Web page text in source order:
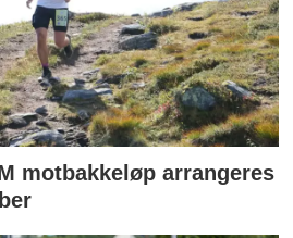
motbakkeløp arrangeres